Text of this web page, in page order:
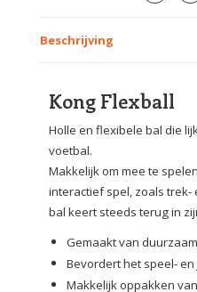
Beschrijving
Kong Flexball
Holle en flexibele bal die
voetbal.
Makkelijk om mee te
interactief spel, zoals
bal keert steeds terug in
Gemaakt van
Bevordert het speel-
Makkelijk oppakken